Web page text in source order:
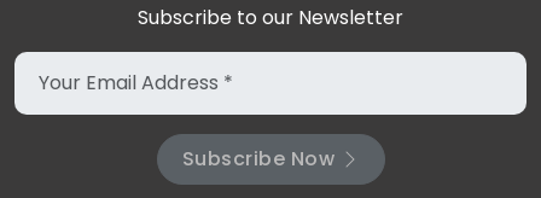
Subscribe to our Newsletter
Subscribe Now